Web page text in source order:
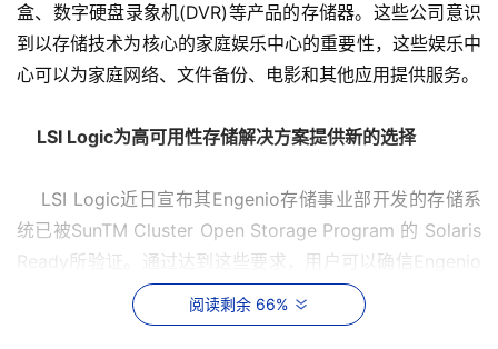
盒、数字硬盘录象机(DVR)等产品的存储器。这些公司意识
到以存储技术为核心的家庭娱乐中心的重要性，这些娱乐中
心可以为家庭网络、文件备份、电影和其他应用提供服务。
LSI Logic为高可用性存储解决方案提供新的选择
LSI Logic近日宣布其Engenio存储事业部开发的存储系
统已被SunTM Cluster Open Storage Program 的 Solaris
Ready所验证。通过达到这些要求，用户可以确信Engenio
存储产品可以与SolarisTM 10操作系统实现完全的互操作
性。该验证将允许用户使用Sun Cluster软件和Sun FireTM
阅读剩余 66%